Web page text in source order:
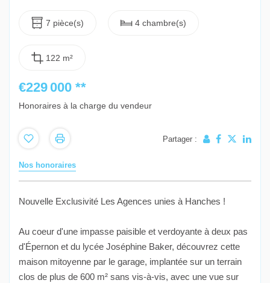
7 pièce(s) 4 chambre(s)
122 m²
€229 000 **
Honoraires à la charge du vendeur
Partager :
Nos honoraires
Nouvelle Exclusivité Les Agences unies à Hanches !
Au coeur d'une impasse paisible et verdoyante à deux pas
d'Épernon et du lycée Joséphine Baker, découvrez cette
maison mitoyenne par le garage, implantée sur un terrain
clos de plus de 600 m² sans vis-à-vis, avec une vue sur